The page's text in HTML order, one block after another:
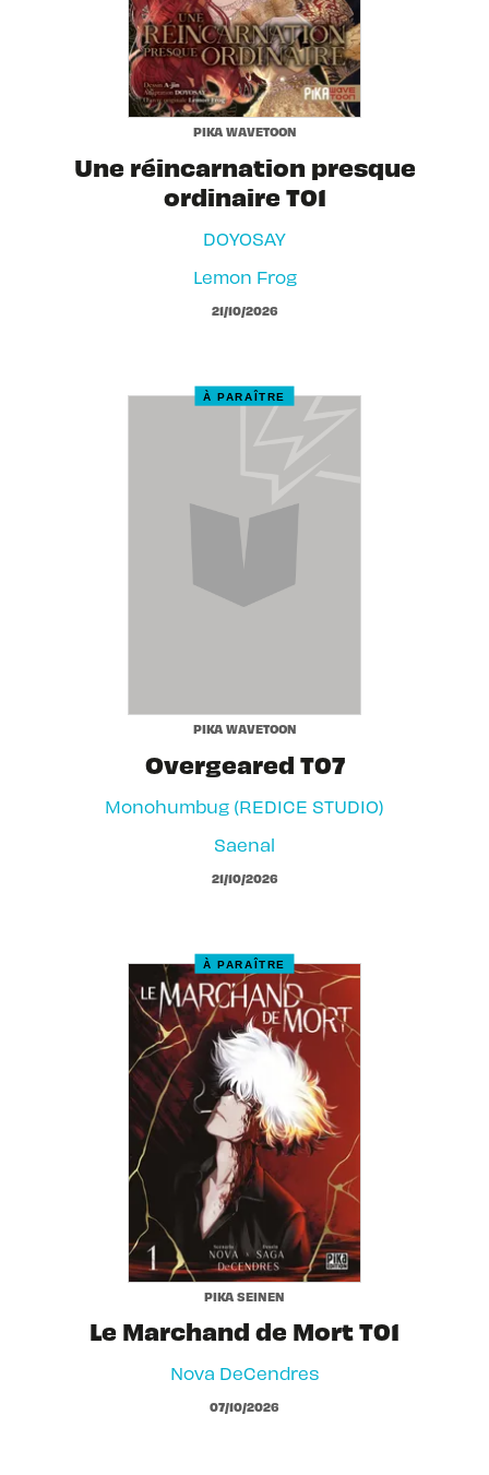
PIKA WAVETOON
Une réincarnation presque
ordinaire T01
DOYOSAY
Lemon Frog
21/10/2026
À PARAÎTRE
PIKA WAVETOON
Overgeared T07
Monohumbug (REDICE STUDIO)
Saenal
21/10/2026
À PARAÎTRE
PIKA SEINEN
Le Marchand de Mort T01
Nova DeCendres
07/10/2026